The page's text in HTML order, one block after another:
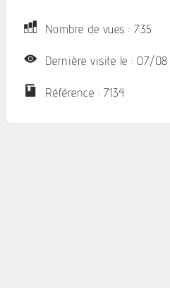
Nombre de vues : 735
Dernière visite le : 07/08
Référence : 7134